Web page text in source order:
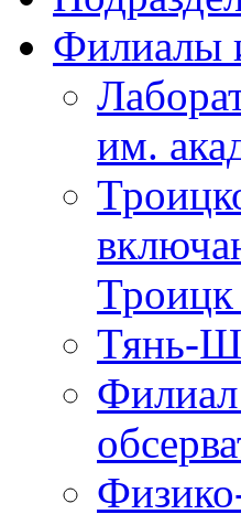
Филиалы
им.
Тянь-